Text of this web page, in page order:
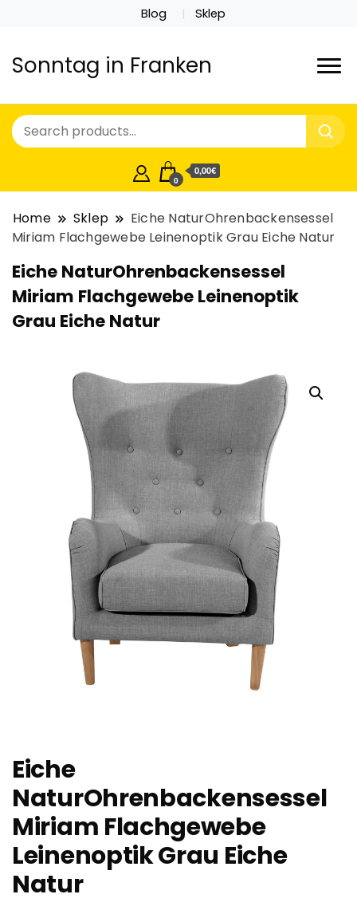
Blog Sklep
Sonntag in Franken
0
0,00€
Home Sklep
Eiche NaturOhrenbackensessel
Miriam Flachgewebe Leinenoptik Grau Eiche Natur
Eiche NaturOhrenbackensessel
Miriam Flachgewebe Leinenoptik
Grau Eiche Natur
Eiche
NaturOhrenbackensessel
Miriam Flachgewebe
Leinenoptik Grau Eiche
Natur